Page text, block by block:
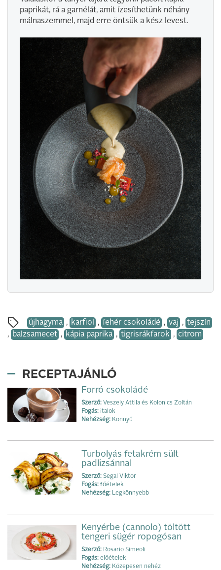
paprikát, rá a garnélát, amit ízesíthetünk néhány
málnaszemmel, majd erre öntsük a kész levest.
újhagyma , karfiol , fehér csokoládé , vaj , tejszín
, balzsamecet , kápia paprika , tigrisrákfarok , citrom
RECEPTAJÁNLÓ
Forró csokoládé
Szerző: Veszely Attila és Kolonics Zoltán
Fogás: italok
Nehézség: Könnyű
Turbolyás fetakrém sült
padlizsánnal
Szerző: Segal Viktor
Fogás: főételek
Nehézség: Legkönnyebb
Kenyérbe (cannolo) töltött
tengeri sügér ropogósan
Szerző: Rosario Simeoli
Fogás: előételek
Nehézség: Közepesen nehéz